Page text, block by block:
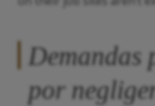
Demandas
por